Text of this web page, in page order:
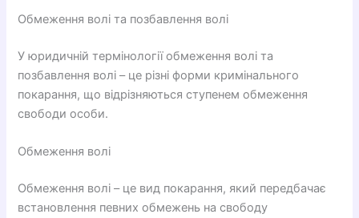
Обмеження волі та позбавлення волі
У юридичній термінології обмеження волі та
позбавлення волі – це різні форми кримінального
покарання, що відрізняються ступенем обмеження
свободи особи.
Обмеження волі
Обмеження волі – це вид покарання, який передбачає
встановлення певних обмежень на свободу